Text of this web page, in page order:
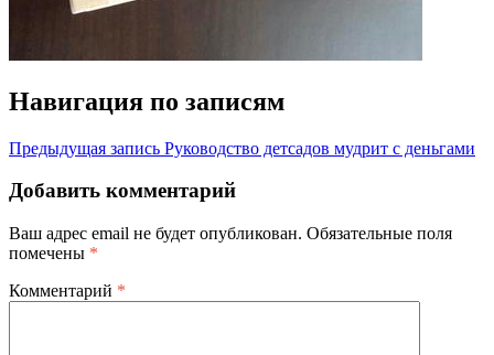
Навигация по записям
Предыдущая запись Руководство детсадов мудрит с деньгами
Добавить комментарий
Ваш адрес email не будет опубликован. Обязательные поля
помечены *
Комментарий *